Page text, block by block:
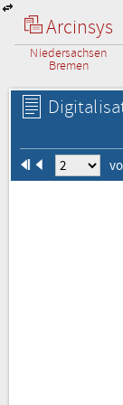
Arcinsys
Niedersachsen
Bremen